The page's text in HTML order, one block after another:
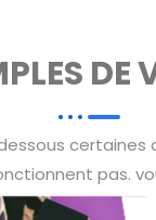
DE
certaines
pas.
sur notre